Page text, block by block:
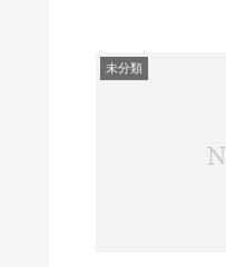
未分類